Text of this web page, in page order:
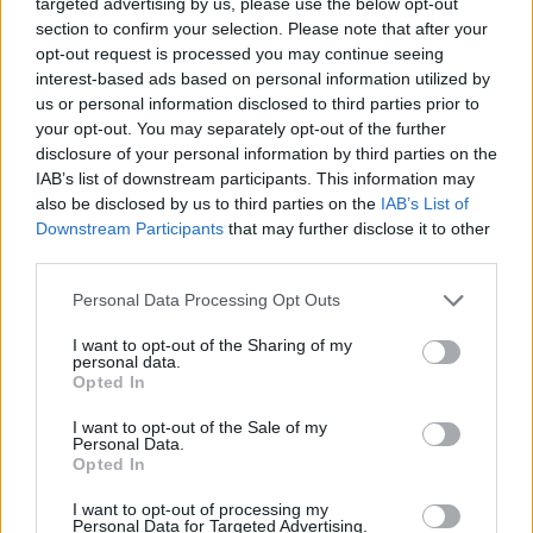
section to confirm your selection. Please note that after your
opt-out request is processed you may continue seeing
interest-based ads based on personal information utilized by
us or personal information disclosed to third parties prior to
your opt-out. You may separately opt-out of the further
disclosure of your personal information by third parties on the
IAB’s list of downstream participants. This information may
also be disclosed by us to third parties on the IAB’s List of
Downstream Participants that may further disclose it to other
Personal Data Processing Opt Outs
I want to opt-out of the Sharing of my
personal data.
Opted In
I want to opt-out of the Sale of my
Personal Data.
Opted In
I want to opt-out of processing my
Personal Data for Targeted Advertising.
Esim for USA|Esim for Italy| Esim for Spain|Esim